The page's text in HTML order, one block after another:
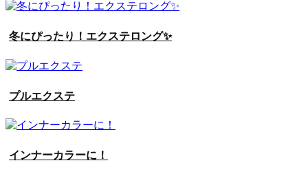
冬にぴったり！エクステロング✨
プルエクステ
インナーカラーに！